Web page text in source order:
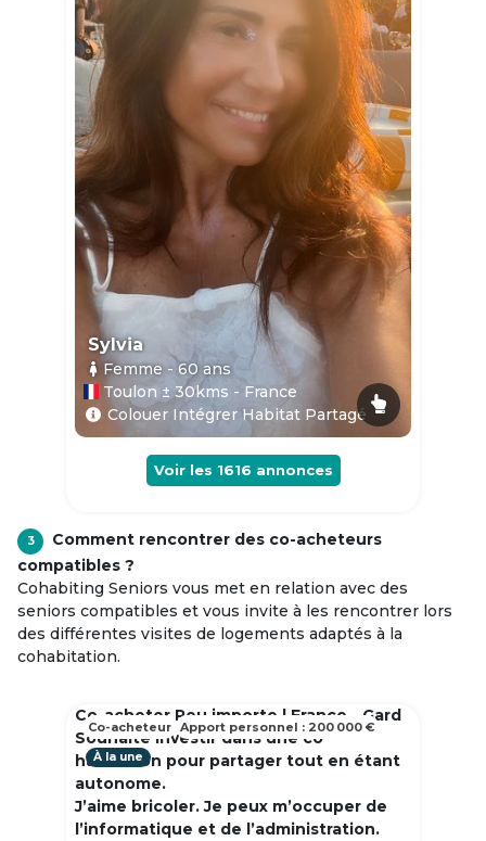
Sylvia
Femme - 60ans
Toulon ± 30kms - France
Colouer Intégrer Habitat Partagé
Voir les 1616 annonces
3
Comment rencontrer des co-acheteurs
compatibles ?
Cohabiting Seniors vous met en relation avec des
seniors compatibles et vous invite à les rencontrer lors
des différentes visites de logements adaptés à la
cohabitation.
Co-acheter Peu importe | France - Gard
Souhaite investir dans une co
habitation pour partager tout en étant
autonome.
J’aime bricoler. Je peux m’occuper de
l’informatique et de l’administration.
À la une
Co-acheteur Apport personnel : 200 000 €